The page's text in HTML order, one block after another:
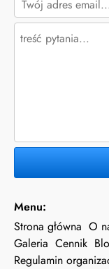
Menu:
Strona główna O
Galeria Cennik
Regulamin